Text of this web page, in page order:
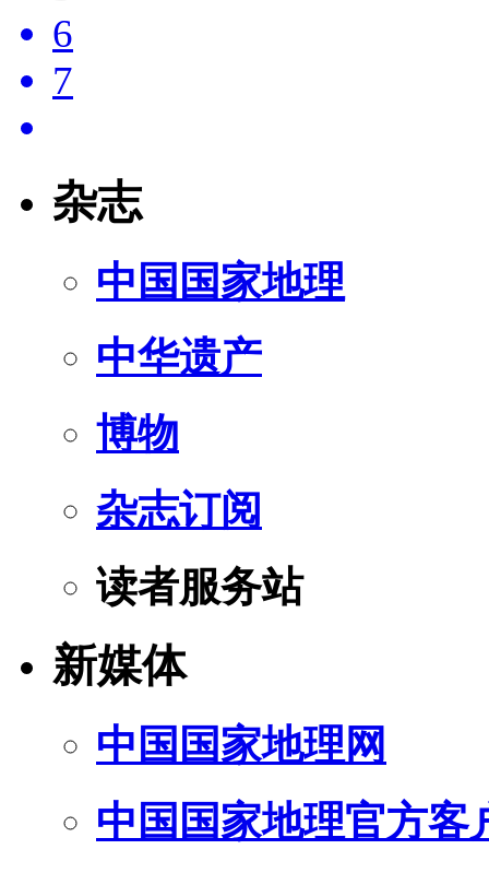
6
7
杂志
中国国家地理
中华遗产
博物
杂志订阅
读者服务站
新媒体
中国国家地理网
中国国家地理官方客